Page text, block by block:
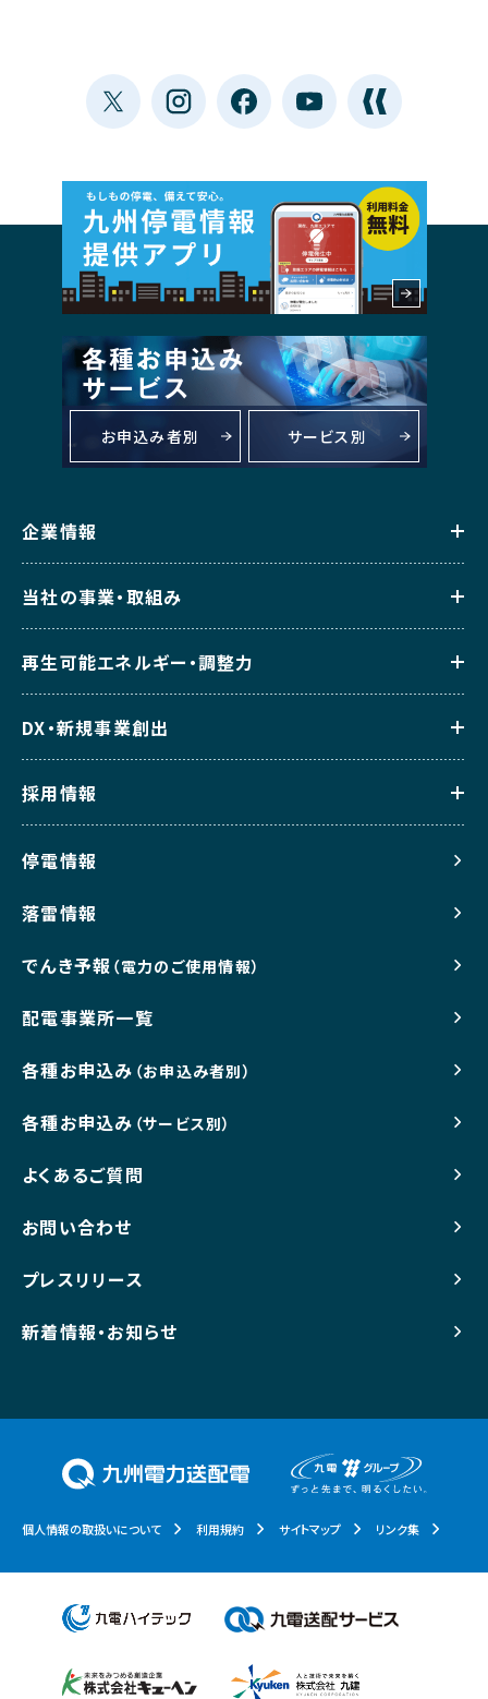
お申込み者別 サービス別
企業情報
当社の事業・取組み
再生可能エネルギー・調整力
DX・新規事業創出
採用情報
停電情報
落雷情報
でんき予報 （電力のご使用情報）
配電事業所一覧
各種お申込み （お申込み者別）
各種お申込み （サービス別）
よくあるご質問
お問い合わせ
プレスリリース
新着情報・お知らせ
個人情報の取扱いについて 利用規約 サイトマップ リンク集